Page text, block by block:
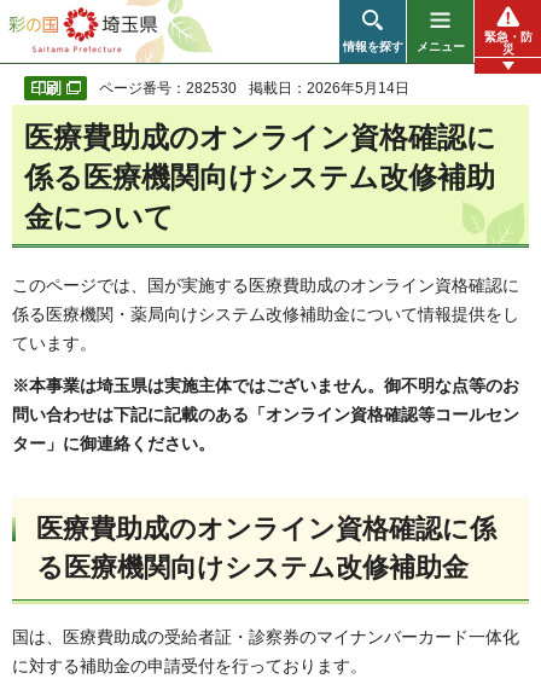
彩の国 埼玉県
情報を探す メニュー
緊急・防
災
ページ番号：282530 掲載日：2026年5月14日
医療費助成のオンライン資格確認に
係る医療機関向けシステム改修補助
金について
このページでは、国が実施する医療費助成のオンライン資格確認に
係る医療機関・薬局向けシステム改修補助金について情報提供をし
ています。
※本事業は埼玉県は実施主体ではございません。御不明な点等のお
問い合わせは下記に記載のある「オンライン資格確認等コールセン
ター」に御連絡ください。
医療費助成のオンライン資格確認に係
る医療機関向けシステム改修補助金
国は、医療費助成の受給者証・診察券のマイナンバーカード一体化
に対する補助金の申請受付を行っております。